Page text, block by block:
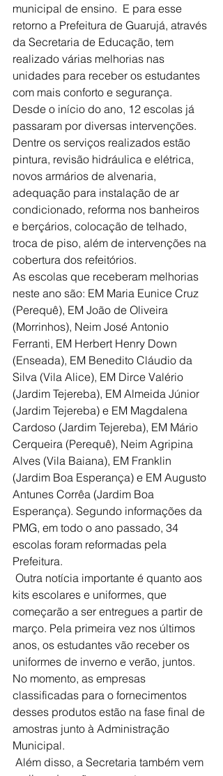
municipal de ensino.  E para esse
retorno a Prefeitura de Guarujá, através
da Secretaria de Educação, tem
realizado várias melhorias nas
unidades para receber os estudantes
com mais conforto e segurança.
Desde o início do ano, 12 escolas já
passaram por diversas intervenções.
Dentre os serviços realizados estão
pintura, revisão hidráulica e elétrica,
novos armários de alvenaria,
adequação para instalação de ar
condicionado, reforma nos banheiros
e berçários, colocação de telhado,
troca de piso, além de intervenções na
cobertura dos refeitórios.
As escolas que receberam melhorias
neste ano são: EM Maria Eunice Cruz
(Perequê), EM João de Oliveira
(Morrinhos), Neim José Antonio
Ferranti, EM Herbert Henry Down
(Enseada), EM Benedito Cláudio da
Silva (Vila Alice), EM Dirce Valério
(Jardim Tejereba), EM Almeida Júnior
(Jardim Tejereba) e EM Magdalena
Cardoso (Jardim Tejereba), EM Mário
Cerqueira (Perequê), Neim Agripina
Alves (Vila Baiana), EM Franklin
(Jardim Boa Esperança) e EM Augusto
Antunes Corrêa (Jardim Boa
Esperança). Segundo informações da
PMG, em todo o ano passado, 34
escolas foram reformadas pela
Prefeitura.
kits escolares e uniformes, que
começarão a ser entregues a partir de
março. Pela primeira vez nos últimos
anos, os estudantes vão receber os
uniformes de inverno e verão, juntos.
No momento, as empresas
classificadas para o fornecimentos
desses produtos estão na fase final de
amostras junto à Administração
Municipal.